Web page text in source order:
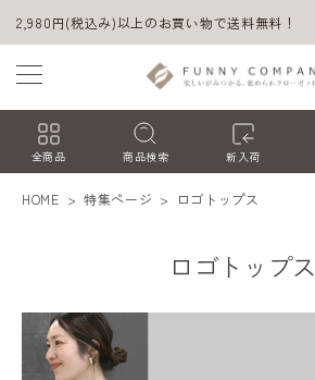
2,980円(税込み)以上のお買い物で送料無料！
全商品 商品検索 新入荷
HOME 特集ページ ロゴトップス
ロゴトップス